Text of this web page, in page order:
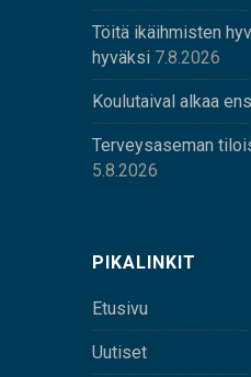
Töitä ikäihmisten
hyväksi 7.8.2026
Koulutaival alkaa
Terveysaseman
5.8.2026
PIKALINKIT
Etusivu
Uutiset